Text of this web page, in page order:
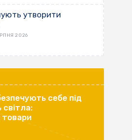
утворити
2026
себе під
товари